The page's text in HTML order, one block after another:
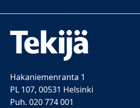
Hakaniemenranta 1
PL 107, 00531 Helsinki
Puh. 020 774 001